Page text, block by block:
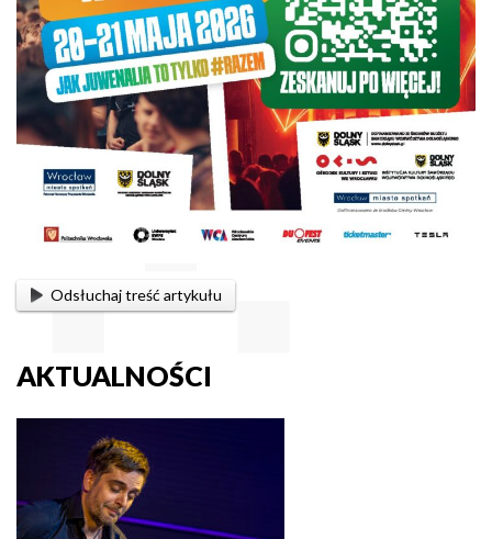
Odsłuchaj treść artykułu
AKTUALNOŚCI